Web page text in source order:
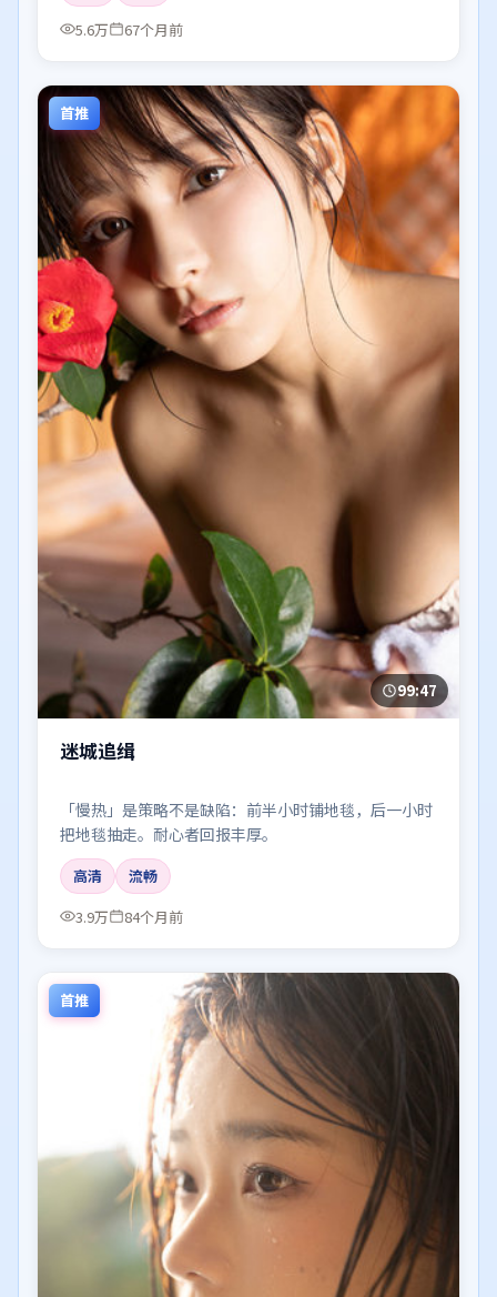
5.6万
67个月前
首推
99:47
迷城追缉
「慢热」是策略不是缺陷：前半小时铺地毯，后一小时
把地毯抽走。耐心者回报丰厚。
高清
流畅
3.9万
84个月前
首推